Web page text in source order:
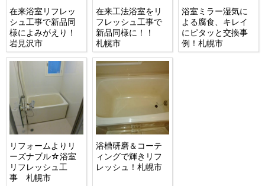
在来浴室リフレッ
シュ工事で新品同
様によみがえり！
岩見沢市
在来工法浴室をリ
フレッシュ工事で
新品同様に！！
札幌市
浴室ミラー湿気に
よる腐食、キレイ
にピタッと交換事
例！札幌市
リフォームよりリ
ーズナブル☆浴室
リフレッシュ工
事 札幌市
浴槽研磨＆コーテ
ィングで輝きリフ
レッシュ！札幌市